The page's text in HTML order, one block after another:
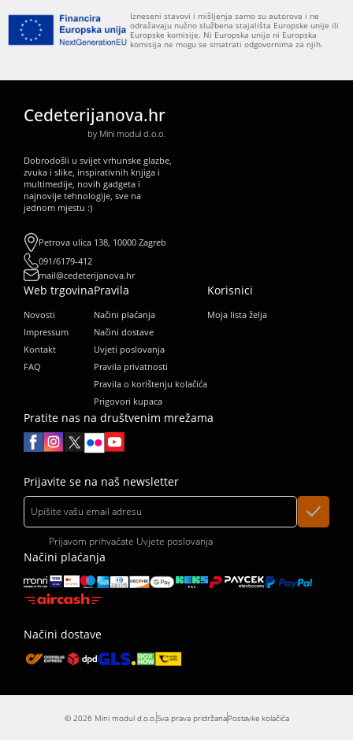
Izneseni stavovi i mišljenja samo su autorova i ne
odražavaju nužno službena stajališta Europske unije ili
Europske komisije. Ni Europska unija ni Europska
komisija ne mogu se smatrati odgovornima za njih.
Cedeterijanova.hr
by Mini modul d.o.o.
Dobrodošli u svijet vrhunske glazbe,
zvuka i slike, inspirativnih knjiga i
multimedije, novih gadgeta i
najnovije tehnologije, sve na
jednom mjestu :)
Petrova ulica 138, 10000 Zagreb
091/6179-412
mail@cedeterijanova.hr
Web trgovina
Novosti
Impressum
Kontakt
FAQ
Pravila
Načini plaćanja
Načini dostave
Uvjeti poslovanja
Pravila privatnosti
Pravila o korištenju kolačića
Prigovori kupaca
Korisnici
Moja lista želja
Prijavite se na naš newsletter
Prijavom prihvaćate Uvjete poslovanja
Pratite nas na društvenim mrežama
Načini plaćanja
Načini dostave
© 2026 Mini modul d.o.o. Sva prava pridržanaPostavke kolačića